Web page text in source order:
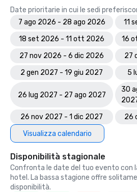
Date prioritarie in cui le sedi
7 ago 2026 - 28 ago 2026
11
18 set 2026 - 11 ott 2026
16
27 nov 2026 - 6 dic 2026
27
2 gen 2027 - 19 giu 2027
5
26 lug 2027 - 27 ago 2027
30
26 nov 2027 - 1 dic 2027
26
Visualizza calendario
Disponibilità stagionale
Confronta le date del tuo evento con
hotel. La bassa stagione offre
disponibilità.